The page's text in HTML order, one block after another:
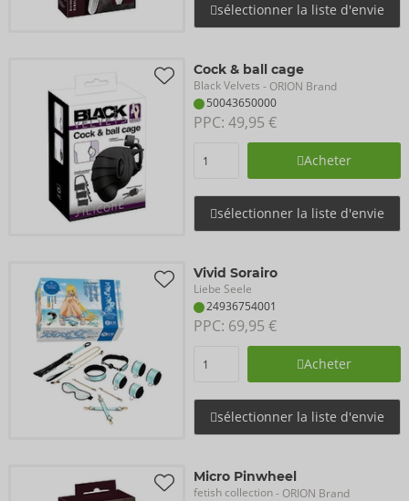
sélectionner la liste d'envie
Cock & ball cage
Black Velvets - ORION Brand
50043650000
PPC: 49,95 €
Acheter
sélectionner la liste d'envie
Vivid Sorairo
Liebe Seele
24936754001
PPC: 69,95 €
Acheter
sélectionner la liste d'envie
Micro Pinwheel
fetish collection- ORION Brand